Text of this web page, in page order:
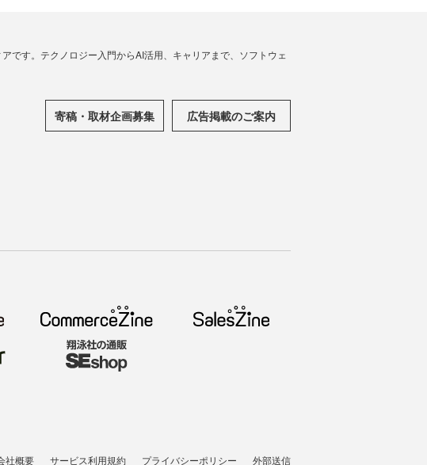
です。テクノロジー入門からAI活用、キャリアまで、ソフトウェ
寄稿・取材企画募集 広告掲載のご案内
社概要 サービス利用規約 プライバシーポリシー 外部送信